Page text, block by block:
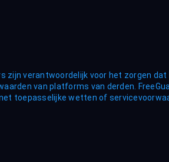
zijn verantwoordelijk voor het zorgen dat
van platforms van derden.
toepasselijke wetten of